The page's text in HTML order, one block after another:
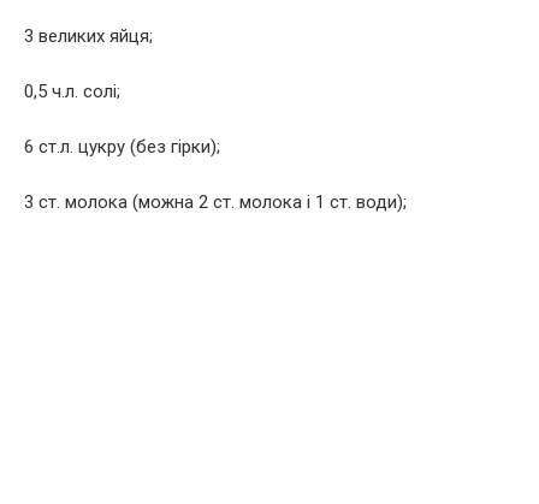
3 великих яйця;
0,5 ч.л. солі;
6 ст.л. цукру (без гірки);
3 ст. молока (можна 2 ст. молока і 1 ст. води);